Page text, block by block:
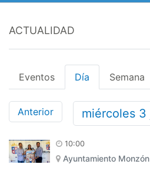
ACTUALIDAD
Eventos Día Semana
Anterior miércoles 3
10:00
Ayuntamiento Monzón